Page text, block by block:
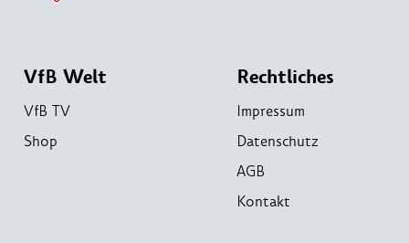
VfB Welt
VfB TV
Shop
Rechtliches
Impressum
Datenschutz
AGB
Kontakt